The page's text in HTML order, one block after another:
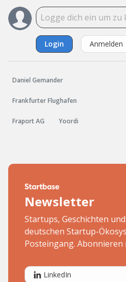
Login Anmelden
Daniel Gemander
Frankfurter Flughafen
Fraport AG Yoordi
Newsletter
Startups, Geschichten
deutschen Startup-
Posteingang. Abonnieren
LinkedIn